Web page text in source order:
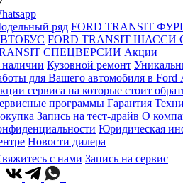
ряд FORD TRANSIT
FORD TRANSIT
СПЕЦВЕРСИИ Акции
Кузовной ремонт
для Вашего автомобиля в Ford
сервиса на которые стоит
программы Гарантия
Запись на тест-драйв О
Юридическая
Новости дилера
с нами Запись на сервис